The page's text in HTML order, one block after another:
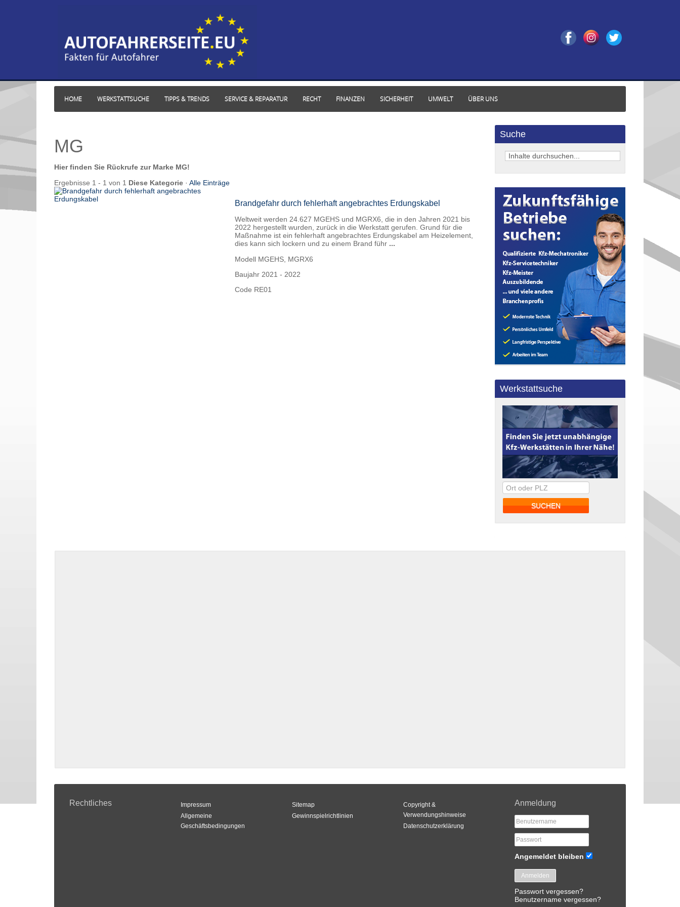
HOME WERKSTATTSUCHE TIPPS & TRENDS SERVICE & REPARATUR RECHT FINANZEN SICHERHEIT UMWELT ÜBER UNS
MG
Hier finden Sie Rückrufe zur Marke MG!
Ergebnisse 1 - 1 von 1 Diese Kategorie · Alle Einträge
Brandgefahr durch fehlerhaft angebrachtes Erdungskabel
Weltweit werden 24.627 MGEHS und MGRX6, die in den Jahren 2021 bis
2022 hergestellt wurden, zurück in die Werkstatt gerufen. Grund für die
Maßnahme ist ein fehlerhaft angebrachtes Erdungskabel am Heizelement,
dies kann sich lockern und zu einem Brand führ ...
Modell MGEHS, MGRX6
Baujahr2021 - 2022
Code RE01
Suche
Werkstattsuche
Rechtliches
Impressum
Allgemeine
Geschäftsbedingungen
Sitemap
Gewinnspielrichtlinien
Copyright &
Verwendungshinweise
Datenschutzerklärung
Anmeldung
Angemeldet bleiben
Anmelden
Passwort vergessen?
Benutzername vergessen?